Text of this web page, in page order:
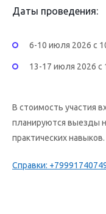
Даты проведения:
6-10 июля 2026 с
13-17 июля 2026 с
В стоимость участия
планируются выезды
практических навыков.
Справки: